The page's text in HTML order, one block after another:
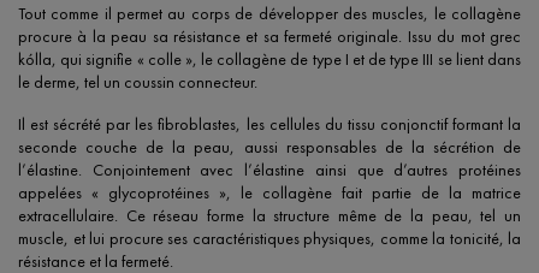
Tout comme il permet au corps de développer des muscles, le collagène
procure à la peau sa résistance et sa fermeté originale. Issu du mot grec
kólla, qui signifie « colle », le collagène de type I et de type III se lient dans
le derme, tel un coussin connecteur.
Il est sécrété par les fibroblastes, les cellules du tissu conjonctif formant la
seconde couche de la peau, aussi responsables de la sécrétion de
l’élastine. Conjointement avec l’élastine ainsi que d’autres protéines
appelées « glycoprotéines », le collagène fait partie de la matrice
extracellulaire. Ce réseau forme la structure même de la peau, tel un
muscle, et lui procure ses caractéristiques physiques, comme la tonicité, la
résistance et la fermeté.